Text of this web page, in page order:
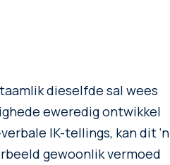
dieselfde sal wees
eweredig ontwikkel
IK-tellings, kan dit ‘n
gewoonlik vermoed